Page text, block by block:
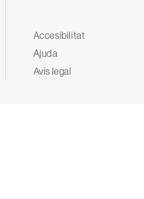
Peu
Accesibilitat
Ajuda
Avís legal